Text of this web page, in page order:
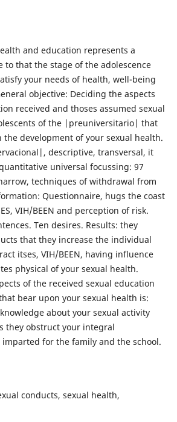
and education represents a
to that the stage of the adolescence
your needs of health, well-being
objective: Deciding the aspects
received and thoses assumed sexual
of the |preuniversitario| that
development of your sexual health.
descriptive, transversal, it
universal focussing: 97
techniques of withdrawal from
Questionnaire, hugs the coast
VIH/BEEN and perception of risk.
Ten desires. Results: they
that they increase the individual
itses, VIH/BEEN, having influence
physical of your sexual health.
of the received sexual education
bear upon your sexual health is:
about your sexual activity
they obstruct your integral
for the family and the school.
conducts, sexual health,